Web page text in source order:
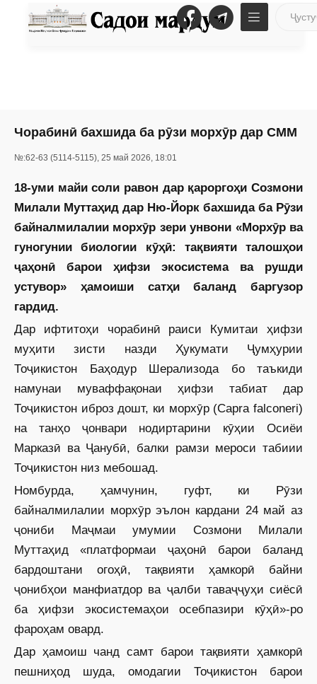
Чорабинӣ бахшида ба рӯзи морхӯр дар СММ
№:62-63 (5114-5115), 25 май 2026, 18:01
18-уми майи соли равон дар қароргоҳи Созмони
Милали Муттаҳид дар Ню-Йорк бахшида ба Рӯзи
байналмилалии морхӯр зери унвони «Морхӯр ва
гуногунии биологии кӯҳӣ: тақвияти талошҳои
ҷаҳонӣ барои ҳифзи экосистема ва рушди
устувор» ҳамоиши сатҳи баланд баргузор
гардид.
Дар ифтитоҳи чорабинӣ раиси Кумитаи ҳифзи
муҳити зисти назди Ҳукумати Ҷумҳурии
Тоҷикистон Баҳодур Шерализода бо таъкиди
намунаи муваффақонаи ҳифзи табиат дар
Тоҷикистон иброз дошт, ки морхӯр (Capra falconeri)
на танҳо ҷонвари нодиртарини кӯҳии Осиёи
Марказӣ ва Ҷанубӣ, балки рамзи мероси табиии
Тоҷикистон низ мебошад.
Номбурда, ҳамчунин, гуфт, ки Рӯзи
байналмилалии морхӯр эълон кардани 24 май аз
ҷониби Маҷмаи умумии Созмони Милали
Муттаҳид «платформаи ҷаҳонӣ барои баланд
бардоштани огоҳӣ, тақвияти ҳамкорӣ байни
ҷонибҳои манфиатдор ва ҷалби таваҷҷуҳи сиёсӣ
ба ҳифзи экосистемаҳои осебпазири кӯҳӣ»-ро
фароҳам овард.
Дар ҳамоиш чанд самт барои тақвияти ҳамкорӣ
пешниҳод шуда, омодагии Тоҷикистон барои